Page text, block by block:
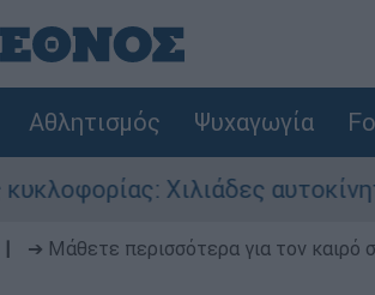
Αθλητισμός Ψυχαγωγία
αυτοκίνητα
➔ Μάθετε περισσότερα για τον καιρό